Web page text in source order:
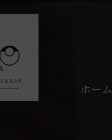
ホーム